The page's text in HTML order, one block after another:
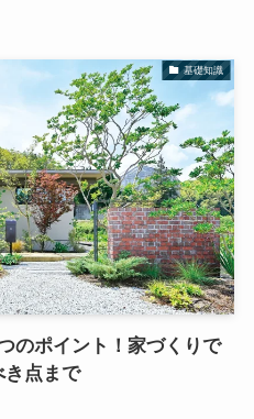
基礎知識
のポイント！家づくりで
き点まで